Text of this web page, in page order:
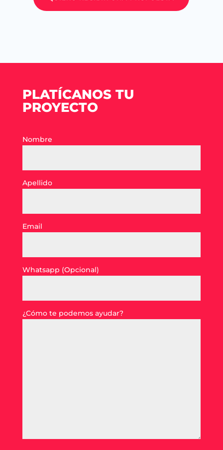
PLATÍCANOS TU
PROYECTO
Nombre
Apellido
Email
Whatsapp (Opcional)
¿Cómo te podemos ayudar?